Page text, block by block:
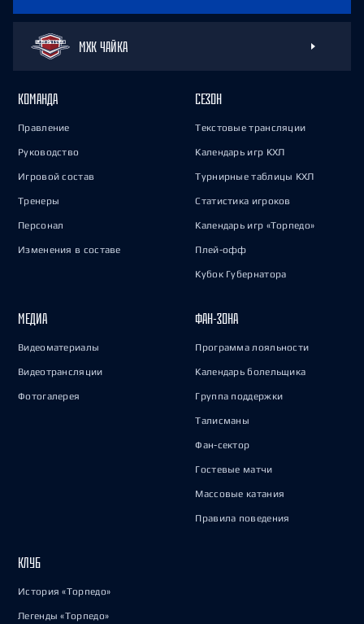
МХК ЧАЙКА
КОМАНДА
Правление
Руководство
Игровой состав
Тренеры
Персонал
Изменения в составе
СЕЗОН
Текстовые трансляции
Календарь игр КХЛ
Турнирные таблицы КХЛ
Статистика игроков
Календарь игр «Торпедо»
Плей-офф
Кубок Губернатора
МЕДИА
Видеоматериалы
Видеотрансляции
Фотогалерея
ФАН-ЗОНА
Программа лояльности
Календарь болельщика
Группа поддержки
Талисманы
Фан-сектор
Гостевые матчи
Массовые катания
Правила поведения
КЛУБ
История «Торпедо»
Легенды «Торпедо»